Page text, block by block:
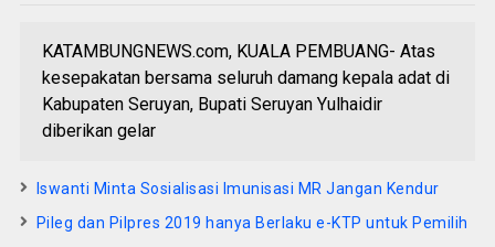
KATAMBUNGNEWS.com, KUALA PEMBUANG- Atas
kesepakatan bersama seluruh damang kepala adat di
Kabupaten Seruyan, Bupati Seruyan Yulhaidir
diberikan gelar
Iswanti Minta Sosialisasi Imunisasi MR Jangan Kendur
Pileg dan Pilpres 2019 hanya Berlaku e-KTP untuk Pemilih